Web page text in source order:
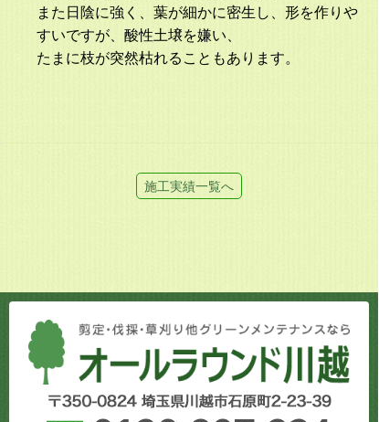
また日陰に強く、葉が細かに密生し、形を作りや
すいですが、酸性土壌を嫌い、
たまに枝が突然枯れることもあります。
施工実績一覧へ